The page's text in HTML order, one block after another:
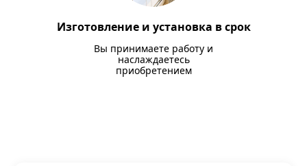
Изготовление и установка в срок
Вы принимаете работу и
наслаждаетесь
приобретением